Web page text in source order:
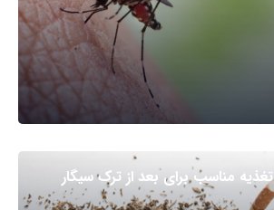
تغذیه مناسب برای بعد از ترک سیگار